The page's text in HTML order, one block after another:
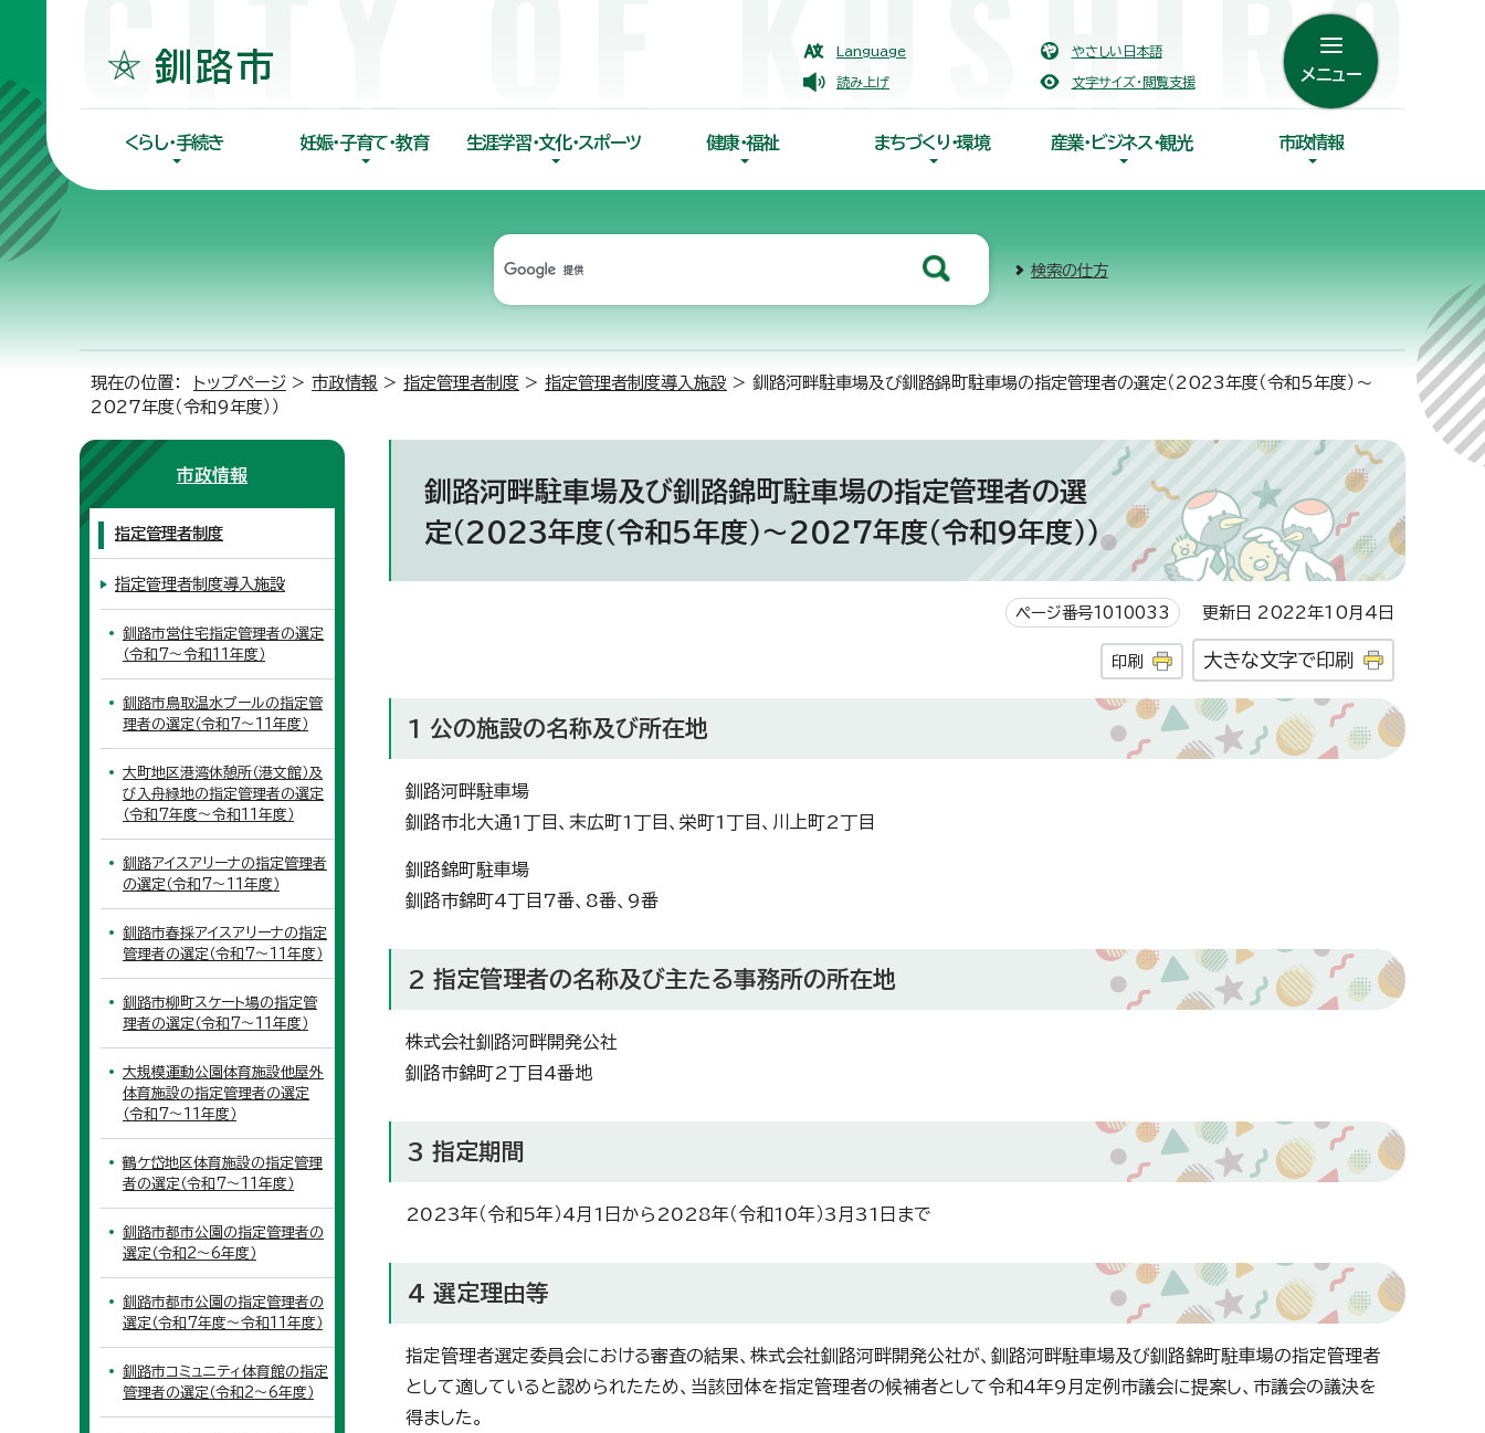
Language やさしい日本語
読み上げ 文字サイズ・閲覧支援 メニュー
くらし・手続き 妊娠・子育て・教育 生涯学習・文化・スポーツ 健康・福祉 まちづくり・環境 産業・ビジネス・観光 市政情報
検索の仕方
現在の位置： トップページ > 市政情報 > 指定管理者制度 > 指定管理者制度導入施設 > 釧路河畔駐車場及び釧路錦町駐車場の指定管理者の選定（2023年度（令和5年度）～
2027年度（令和9年度））
釧路河畔駐車場及び釧路錦町駐車場の指定管理者の選
定（2023年度（令和5年度）～2027年度（令和9年度））
ページ番号1010033 更新日 2022年10月4日
印刷 大きな文字で印刷
1 公の施設の名称及び所在地
釧路河畔駐車場
釧路市北大通1丁目、末広町1丁目、栄町1丁目、川上町2丁目
釧路錦町駐車場
釧路市錦町4丁目7番、8番、9番
2 指定管理者の名称及び主たる事務所の所在地
株式会社釧路河畔開発公社
釧路市錦町2丁目4番地
3 指定期間
2023年（令和5年）4月1日から2028年（令和10年）3月31日まで
4 選定理由等
指定管理者選定委員会における審査の結果、株式会社釧路河畔開発公社が、釧路河畔駐車場及び釧路錦町駐車場の指定管理者
として適していると認められたため、当該団体を指定管理者の候補者として令和4年9月定例市議会に提案し、市議会の議決を
得ました。
市政情報
指定管理者制度
指定管理者制度導入施設
釧路市営住宅指定管理者の選定
（令和7～令和11年度）
釧路市鳥取温水プールの指定管
理者の選定（令和7～11年度）
大町地区港湾休憩所（港文館）及
び入舟緑地の指定管理者の選定
（令和7年度～令和11年度）
釧路アイスアリーナの指定管理者
の選定（令和7～11年度）
釧路市春採アイスアリーナの指定
管理者の選定（令和7～11年度）
釧路市柳町スケート場の指定管
理者の選定（令和7～11年度）
大規模運動公園体育施設他屋外
体育施設の指定管理者の選定
（令和7～11年度）
鶴ケ岱地区体育施設の指定管理
者の選定（令和7～11年度）
釧路市都市公園の指定管理者の
選定（令和2～6年度）
釧路市都市公園の指定管理者の
選定（令和7年度～令和11年度）
釧路市コミュニティ体育館の指定
管理者の選定（令和2～6年度）